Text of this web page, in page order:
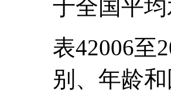
于全国平均
表42006至
别、年龄